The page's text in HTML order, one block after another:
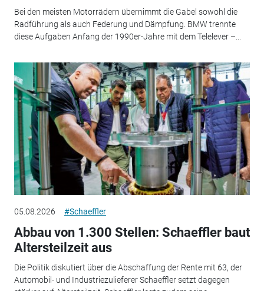
Bei den meisten Motorrädern übernimmt die Gabel sowohl die
Radführung als auch Federung und Dämpfung. BMW trennte
diese Aufgaben Anfang der 1990er-Jahre mit dem Telelever –...
05.08.2026 #Schaeffler
Abbau von 1.300 Stellen: Schaeffler baut
Altersteilzeit aus
Die Politik diskutiert über die Abschaffung der Rente mit 63, der
Automobil- und Industriezulieferer Schaeffler setzt dagegen